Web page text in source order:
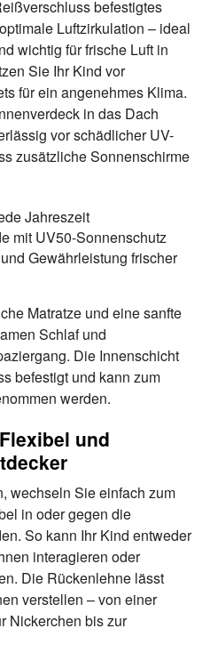
befestigtes
Luftzirkulation – ideal
wichtig für frische Luft in
Sie Ihr Kind vor
für ein angenehmes Klima.
in das Dach
vor schädlicher UV-
zusätzliche Sonnenschirme
Jahreszeit
mit UV50-Sonnenschutz
Gewährleistung frischer
Matratze und eine sanfte
Schlaf und
Die Innenschicht
befestigt und kann zum
werden.
und
wechseln Sie einfach zum
in oder gegen die
So kann Ihr Kind entweder
interagieren oder
Die Rückenlehne lässt
verstellen – von einer
Nickerchen bis zur